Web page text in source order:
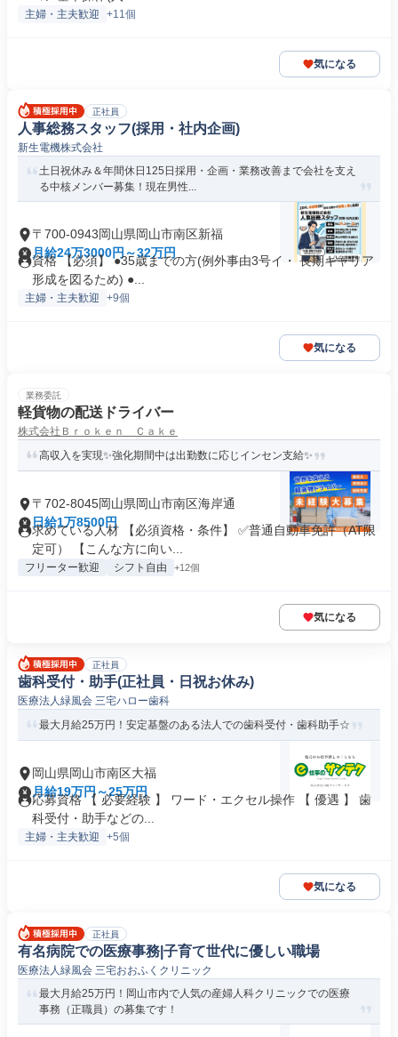
主婦・主夫歓迎 +11個
気になる
正社員
人事総務スタッフ(採用・社内企画)
新生電機株式会社
土日祝休み＆年間休日125日採用・企画・業務改善まで会社を支え
る中核メンバー募集！現在男性...
〒700-0943岡山県岡山市南区新福
月給24万3000円～32万円
資格 【必須】 ●35歳までの方(例外事由3号イ・ 長期キャリア
形成を図るため) ●...
主婦・主夫歓迎 +9個
気になる
業務委託
軽貨物の配送ドライバー
株式会社Ｂｒｏｋｅｎ Ｃａｋｅ
高収入を実現✨強化期間中は出勤数に応じインセン支給✨
〒702-8045岡山県岡山市南区海岸通
日給1万8500円
求めている人材 【必須資格・条件】 ✅普通自動車免許（AT限
定可） 【こんな方に向い...
フリーター歓迎 シフト自由 +12個
気になる
正社員
歯科受付・助手(正社員・日祝お休み)
医療法人緑風会 三宅ハロー歯科
最大月給25万円！安定基盤のある法人での歯科受付・歯科助手☆
岡山県岡山市南区大福
月給19万円～25万円
応募資格 【 必要経験 】 ワード・エクセル操作 【 優遇 】 歯
科受付・助手などの...
主婦・主夫歓迎 +5個
気になる
正社員
有名病院での医療事務|子育て世代に優しい職場
医療法人緑風会 三宅おおふくクリニック
最大月給25万円！岡山市内で人気の産婦人科クリニックでの医療
事務（正職員）の募集です！